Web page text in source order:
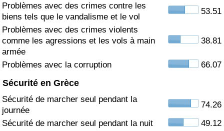
Problèmes avec des crimes contre les
biens tels que le vandalisme et le vol
53.51
Problèmes avec des crimes violents
comme les agressions et les vols à main
armée
38.81
Problèmes avec la corruption 66.07
Sécurité en Grèce
Sécurité de marcher seul pendant la
journée
74.26
Sécurité de marcher seul pendant la nuit
49.12
Indice de Pollution par Pays
Trafic
Indice de Trafic
Indice de Trafic (Actuel)
Indice de Trafic par Pays